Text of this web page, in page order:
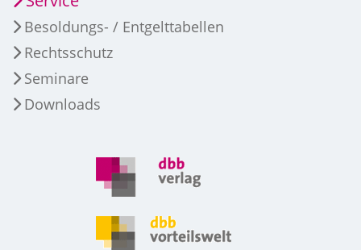
Besoldungs- / Entgelttabellen
Rechtsschutz
Seminare
Downloads